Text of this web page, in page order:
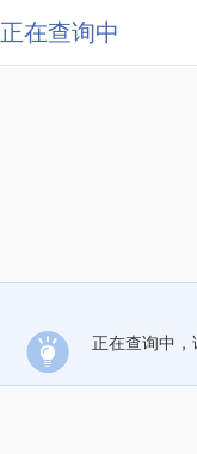
正在查询中
正在查询中，